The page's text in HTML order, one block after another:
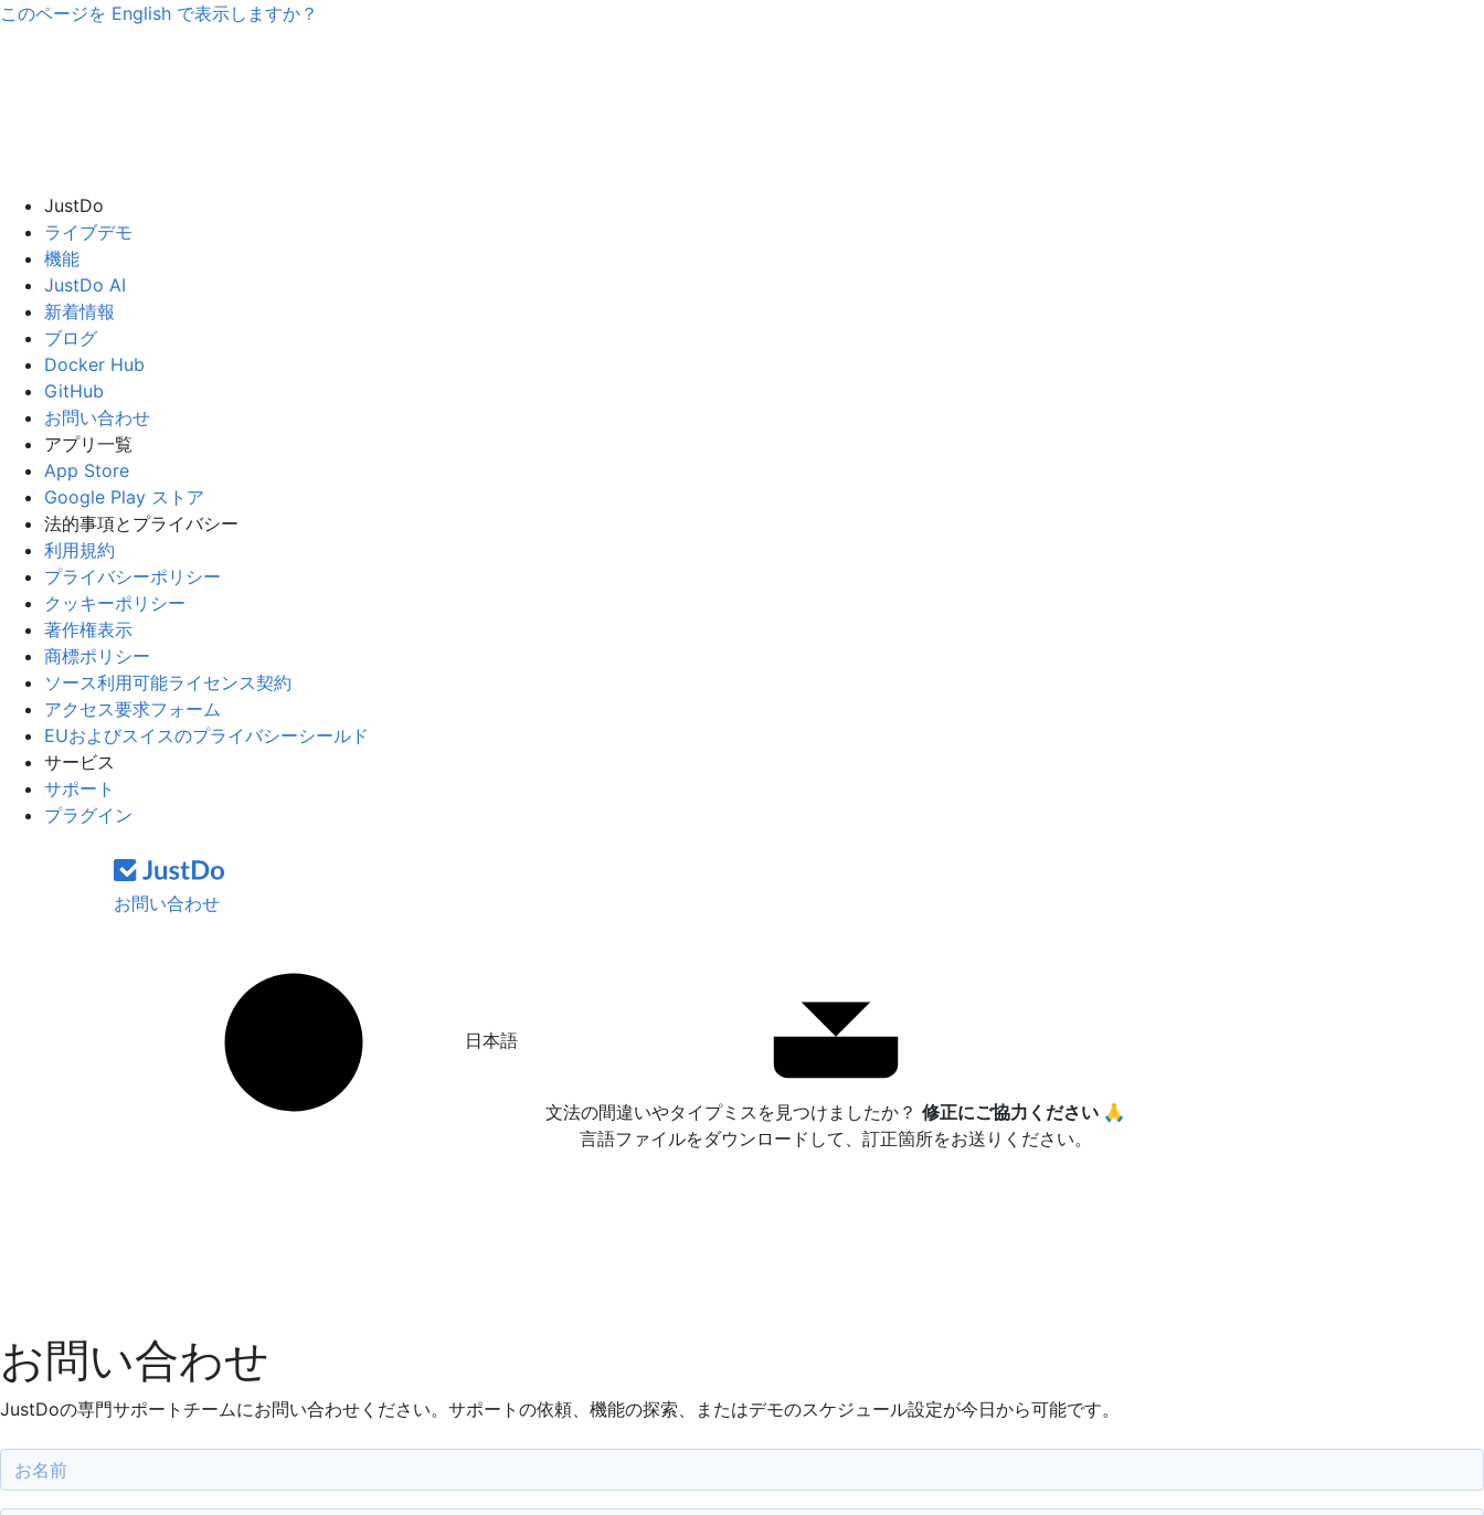
このページを English で表示しますか？
JustDo
ライブデモ
機能
JustDo AI
新着情報
ブログ
Docker Hub
GitHub
お問い合わせ
アプリ一覧
App Store
Google Play ストア
法的事項とプライバシー
利用規約
プライバシーポリシー
クッキーポリシー
著作権表示
商標ポリシー
ソース利用可能ライセンス契約
アクセス要求フォーム
EUおよびスイスのプライバシーシールド
サービス
サポート
プラグイン
お問い合わせ
日本語
文法の間違いやタイプミスを見つけましたか？ 修正にご協力ください 🙏
言語ファイルをダウンロードして、訂正箇所をお送りください。
お問い合わせ
JustDoの専門サポートチームにお問い合わせください。サポートの依頼、機能の探索、またはデモのスケジュール設定が今日から可能です。